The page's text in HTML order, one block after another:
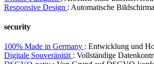
Responsive Design : Automatische
security
100% Made in Germany : Entwicklung und
Digitale Souveränität : Vollständige